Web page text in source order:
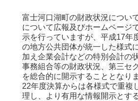
富士河口湖町の財政状況につい
について広報及びホームページ
示を行っていますが、平成17年
の地方公共団体が統一した様式
加え企業会計などの特別会計の
事務組合等の財政状況、第三セ
を総合的に開示することとなり
22年度決算からは各様式で重複
理し、より有用な情報開示とす